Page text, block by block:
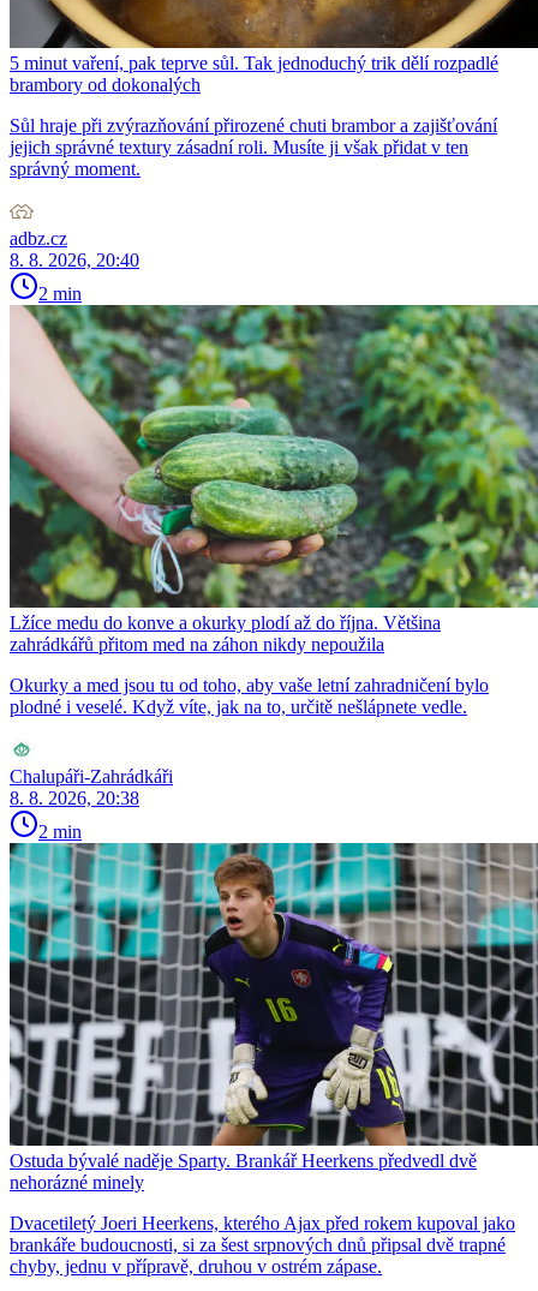
5 minut vaření, pak teprve sůl. Tak jednoduchý trik dělí rozpadlé
brambory od dokonalých
Sůl hraje při zvýrazňování přirozené chuti brambor a zajišťování
jejich správné textury zásadní roli. Musíte ji však přidat v ten
správný moment.
adbz.cz
8. 8. 2026, 20:40
2 min
Lžíce medu do konve a okurky plodí až do října. Většina
zahrádkářů přitom med na záhon nikdy nepoužila
Okurky a med jsou tu od toho, aby vaše letní zahradničení bylo
plodné i veselé. Když víte, jak na to, určitě nešlápnete vedle.
Chalupáři-Zahrádkáři
8. 8. 2026, 20:38
2 min
Ostuda bývalé naděje Sparty. Brankář Heerkens předvedl dvě
nehorázné minely
Dvacetiletý Joeri Heerkens, kterého Ajax před rokem kupoval jako
brankáře budoucnosti, si za šest srpnových dnů připsal dvě trapné
chyby, jednu v přípravě, druhou v ostrém zápase.